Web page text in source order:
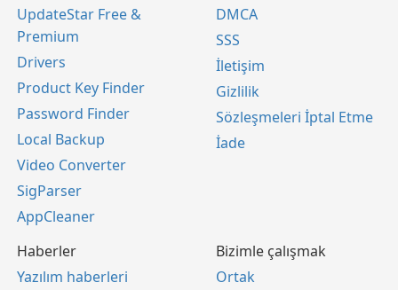
UpdateStar Free &
Premium
Drivers
Product Key Finder
Password Finder
Local Backup
Video Converter
SigParser
AppCleaner
DMCA
SSS
İletişim
Gizlilik
Sözleşmeleri İptal Etme
İade
Haberler
Yazılım haberleri
Bizimle çalışmak
Ortak